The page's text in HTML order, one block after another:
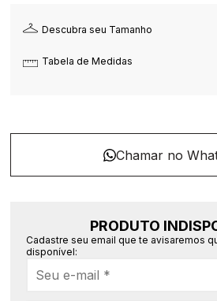
Descubra seu Tamanho
Tabela de Medidas
PRODUTO
Cadastre seu email que te avisaremos
disponível: